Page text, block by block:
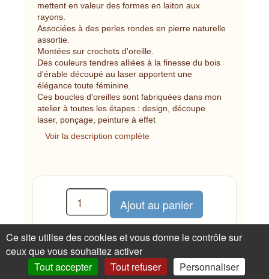
mettent en valeur des formes en laiton aux
rayons.
Associées à des perles rondes en pierre naturelle
assortie.
Montées sur crochets d'oreille.
Des couleurs tendres alliées à la finesse du bois
d'érable découpé au laser apportent une
élégance toute féminine.
Ces boucles d'oreilles sont fabriquées dans mon
atelier à toutes les étapes : design, découpe
laser, ponçage, peinture à effet
Voir la description complète
Prix :15.00 €Poids (emballé) : 20 g
Ce site utilise des cookies et vous donne le contrôle sur
ceux que vous souhaitez activer
Tout accepter
Tout refuser Personnaliser